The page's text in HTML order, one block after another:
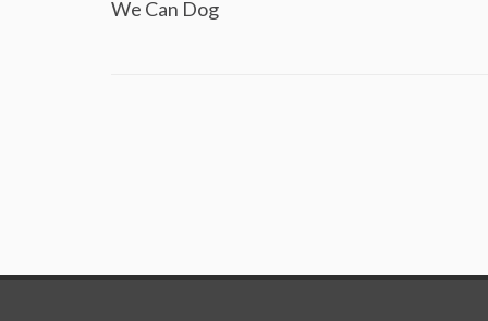
We Can Dog